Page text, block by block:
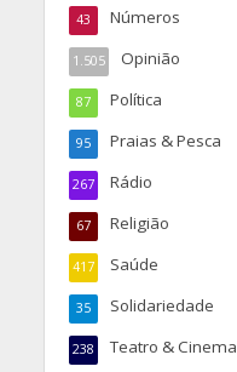
Números
43
Opinião
1.505
Política
87
Praias & Pesca
95
Rádio
267
Religião
67
Saúde
417
Solidariedade
35
Teatro & Cinema
238